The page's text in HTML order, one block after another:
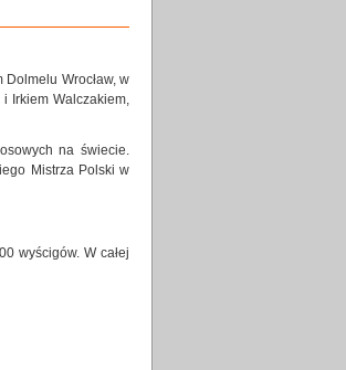
Wrocław, w
Irkiem Walczakiem,
na świecie.
Mistrza Polski w
wyścigów. W całej